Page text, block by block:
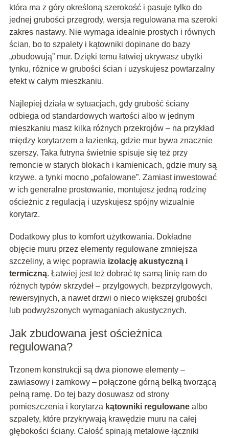
która ma z góry określoną szerokość i pasuje tylko do
jednej grubości przegrody, wersja regulowana ma szeroki
zakres nastawy. Nie wymaga idealnie prostych i równych
ścian, bo to szpalety i kątowniki dopinane do bazy
„obudowują” mur. Dzięki temu łatwiej ukrywasz ubytki
tynku, różnice w grubości ścian i uzyskujesz powtarzalny
efekt w całym mieszkaniu.
Najlepiej działa w sytuacjach, gdy grubość ściany
odbiega od standardowych wartości albo w jednym
mieszkaniu masz kilka różnych przekrojów – na przykład
między korytarzem a łazienką, gdzie mur bywa znacznie
szerszy. Taka futryna świetnie spisuje się też przy
remoncie w starych blokach i kamienicach, gdzie mury są
krzywe, a tynki mocno „pofalowane”. Zamiast inwestować
w ich generalne prostowanie, montujesz jedną rodzinę
ościeżnic z regulacją i uzyskujesz spójny wizualnie
korytarz.
Dodatkowy plus to komfort użytkowania. Dokładne
objęcie muru przez elementy regulowane zmniejsza
szczeliny, a więc poprawia izolację akustyczną i
termiczną. Łatwiej jest też dobrać tę samą linię ram do
różnych typów skrzydeł – przylgowych, bezprzylgowych,
rewersyjnych, a nawet drzwi o nieco większej grubości
lub podwyższonych wymaganiach akustycznych.
Jak zbudowana jest ościeżnica
regulowana?
Trzonem konstrukcji są dwa pionowe elementy –
zawiasowy i zamkowy – połączone górną belką tworzącą
pełną ramę. Do tej bazy dosuwasz od strony
pomieszczenia i korytarza kątowniki regulowanealbo
szpalety, które przykrywają krawędzie muru na całej
głębokości ściany. Całość spinają metalowe łączniki